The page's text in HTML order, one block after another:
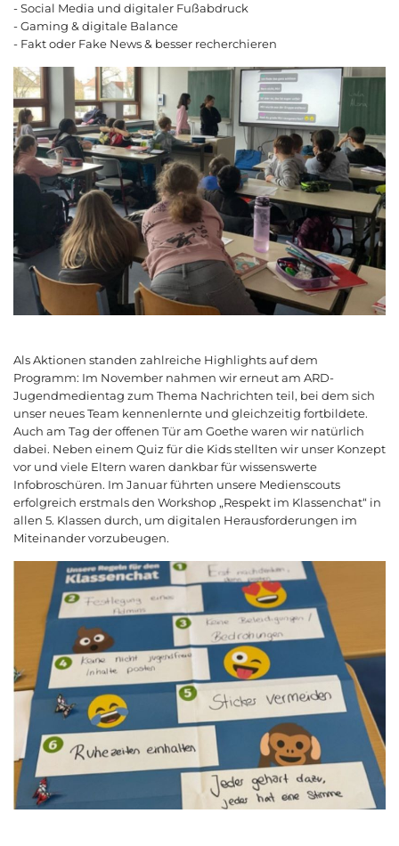
- Social Media und digitaler Fußabdruck
- Gaming & digitale Balance
- Fakt oder Fake News & besser recherchieren
Als Aktionen standen zahlreiche Highlights auf dem
Programm: Im November nahmen wir erneut am ARD-
Jugendmedientag zum Thema Nachrichten teil, bei dem sich
unser neues Team kennenlernte und gleichzeitig fortbildete.
Auch am Tag der offenen Tür am Goethe waren wir natürlich
dabei. Neben einem Quiz für die Kids stellten wir unser Konzept
vor und viele Eltern waren dankbar für wissenswerte
Infobroschüren. Im Januar führten unsere Medienscouts
erfolgreich erstmals den Workshop „Respekt im Klassenchat“ in
allen 5. Klassen durch, um digitalen Herausforderungen im
Miteinander vorzubeugen.